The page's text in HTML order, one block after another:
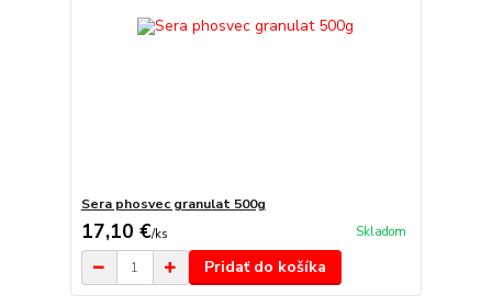
Sera phosvec granulat 500g
17,10 €/ks Skladom
Pridať do košíka